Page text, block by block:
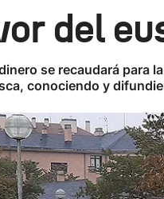
del
se recaudará para
conociendo y